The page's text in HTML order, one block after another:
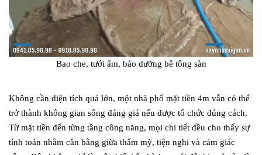
Bao che, tưới ẩm, bảo dưỡng bê tông sàn
Không cần diện tích quá lớn, một nhà phố mặt tiền 4m vẫn có thể
trở thành không gian sống đáng giá nếu được tổ chức đúng cách.
Từ mặt tiền đến từng tầng công năng, mọi chi tiết đều cho thấy sự
tính toán nhằm cân bằng giữa thẩm mỹ, tiện nghi và cảm giác